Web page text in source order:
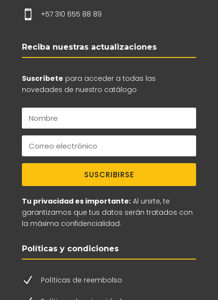
 +57 310 655 88 89
Reciba nuestras actualizaciones
Suscríbete para acceder a todas las
novedades de nuestro catálogo
SUSCRIBIRSE
Tu privacidad es importante:Al unirte, te
garantizamos que tus datos serán tratados con
la máxima confidencialidad.
Políticas y condiciones
N Políticas de reembolso